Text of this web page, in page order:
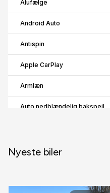
Alufælge
Android Auto
Antispin
Apple CarPlay
Armlæn
Auto nedblændelig bakspejl
Automatisk fjernlys
B
Nyeste biler